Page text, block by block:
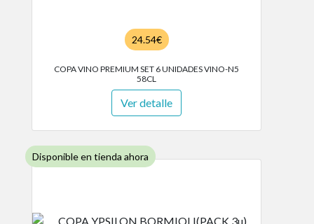
24.54€
COPA VINO PREMIUM SET 6 UNIDADES VINO-N5
58CL
Ver detalle
Disponible en tienda ahora